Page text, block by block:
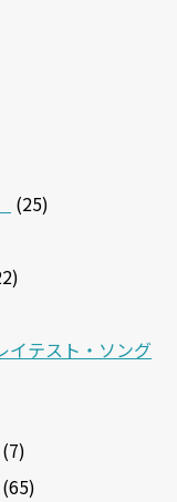
(25)
イテスト・ソング
(7)
(65)